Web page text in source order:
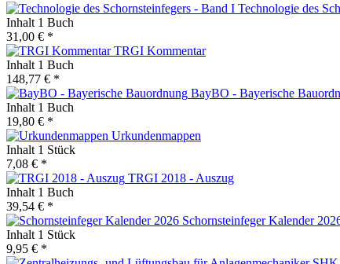
Technologie des
Inhalt 1 Buch
31,00 € *
TRGI Kommentar
Inhalt 1 Buch
148,77 € *
BayBO - Bayerische
Inhalt 1 Buch
19,80 € *
Urkundenmappen
Inhalt 1 Stück
7,08 € *
TRGI 2018 - Auszug
Inhalt 1 Buch
39,54 € *
Schornsteinfeger Kalender
Inhalt 1 Stück
9,95 € *